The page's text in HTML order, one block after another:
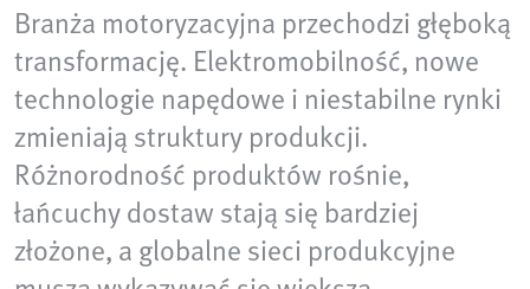
Branża motoryzacyjna przechodzi głęboką
transformację. Elektromobilność, nowe
technologie napędowe i niestabilne rynki
zmieniają struktury produkcji.
Różnorodność produktów rośnie,
łańcuchy dostaw stają się bardziej
złożone, a globalne sieci produkcyjne